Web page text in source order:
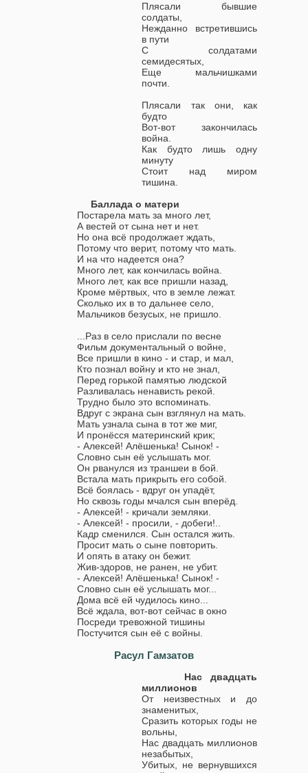
Плясали бывшие
солдаты,
Нежданно встретившись
в пути
С солдатами
семидесятых,
Еще мальчишками
почти.
Плясали так они, как
будто
Вот-вот закончилась
война.
Как будто лишь одну
минуту
Стоит над миром
тишина.
Баллада о матери
Постарела мать за много лет,
А вестей от сына нет и нет.
Но она всё продолжает ждать,
Потому что верит, потому что мать.
И на что надеется она?
Много лет, как кончилась война.
Много лет, как все пришли назад,
Кроме мёртвых, что в земле лежат.
Сколько их в то дальнее село,
Мальчиков безусых, не пришло.
...Раз в село прислали по весне
Фильм документальный о войне,
Все пришли в кино - и стар, и мал,
Кто познал войну и кто не знал,
Перед горькой памятью людской
Разливалась ненависть рекой.
Трудно было это вспоминать.
Вдруг с экрана сын взглянул на мать.
Мать узнала сына в тот же миг,
И пронёсся материнский крик;
- Алексей! Алёшенька! Сынок! -
Словно сын её услышать мог.
Он рванулся из траншеи в бой.
Встала мать прикрыть его собой.
Всё боялась - вдруг он упадёт,
Но сквозь годы мчался сын вперёд.
- Алексей! - кричали земляки.
- Алексей! - просили, - добеги!..
Кадр сменился. Сын остался жить.
Просит мать о сыне повторить.
И опять в атаку он бежит.
Жив-здоров, не ранен, не убит.
- Алексей! Алёшенька! Сынок! -
Словно сын её услышать мог...
Дома всё ей чудилось кино...
Всё ждала, вот-вот сейчас в окно
Посреди тревожной тишины
Постучится сын её с войны.
Расул Гамзатов
Нас двадцать
миллионов
От неизвестных и до
знаменитых,
Сразить которых годы не
вольны,
Нас двадцать миллионов
незабытых,
Убитых, не вернувшихся